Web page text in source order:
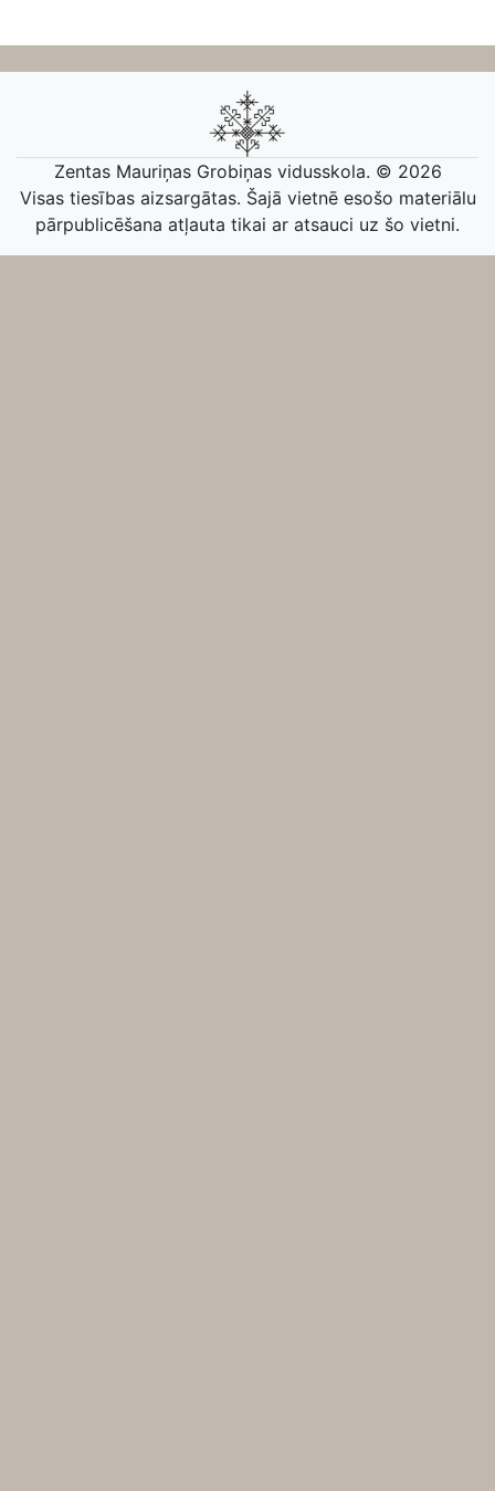
Zentas Mauriņas Grobiņas vidusskola. © 2026
Visas tiesības aizsargātas. Šajā vietnē esošo materiālu
pārpublicēšana atļauta tikai ar atsauci uz šo vietni.